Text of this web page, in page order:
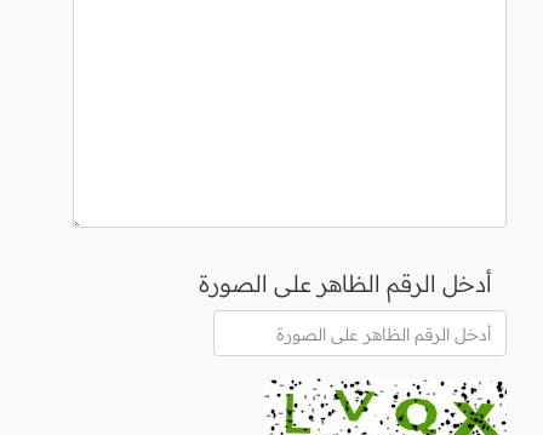
أدخل الرقم الظاهر على الصورة